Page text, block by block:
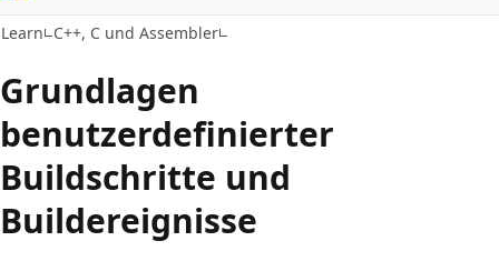
Learn C++, C und Assembler
Grundlagen
benutzerdefinierter
Buildschritte und
Buildereignisse